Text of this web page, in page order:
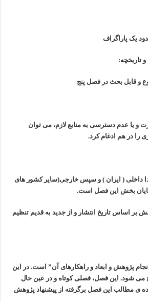
یک پاراگراف
و قابل بحث در فصل پنج
و یا عدم دسترسی به منابع لازم، می توان
را در هم ادغام کرد.
داخلی ( ایران ) و سپس خارجی(سایر کشور های
بخش این فصل است.
بر اساس تاریخ انتشارو از جدید به قدیم تنظیم
پژوهش و ابعاد و راهکارهای آن” است.در این
می شود. این فصل، فصلی کوتاه و در عین حال
ی مطالب این فصل برگرفته از پیشنهاد پژوهش